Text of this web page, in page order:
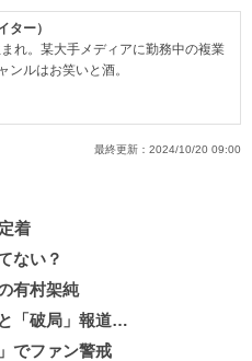
ター）
れ。某大手メディアに勤務中の複業
ンルはお笑いと酒。
最終更新： 2024/10/20 09:00
着
ない？
有村架純
「破局」報道…
でファン警戒